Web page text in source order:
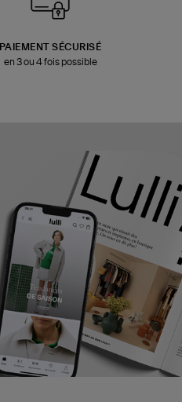
PAIEMENT SÉCURISÉ
en 3 ou 4 fois possible